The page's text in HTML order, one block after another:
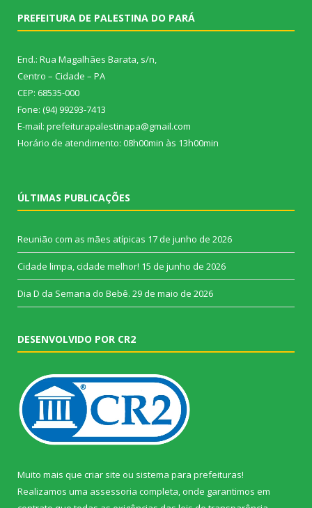
PREFEITURA DE PALESTINA DO PARÁ
End.: Rua Magalhães Barata, s/n,
Centro – Cidade – PA
CEP: 68535-000
Fone: (94) 99293-7413
E-mail: prefeiturapalestinapa@gmail.com
Horário de atendimento: 08h00min às 13h00min
ÚLTIMAS PUBLICAÇÕES
Reunião com as mães atípicas 17 de junho de 2026
Cidade limpa, cidade melhor! 15 de junho de 2026
Dia D da Semana do Bebê. 29 de maio de 2026
DESENVOLVIDO POR CR2
Muito mais que criar site ou sistema para prefeituras!
Realizamos uma assessoria completa, onde garantimos em